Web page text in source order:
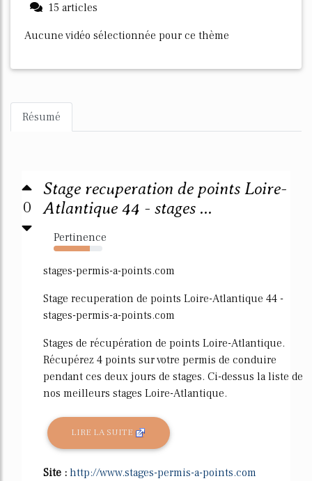
15 articles
Aucune vidéo sélectionnée pour ce thème
Résumé
0
Stage recuperation de points Loire-
Atlantique 44 - stages ...
Pertinence
74%
stages-permis-a-points.com
Stage recuperation de points Loire-Atlantique 44 -
stages-permis-a-points.com
Stages de récupération de points Loire-Atlantique.
Récupérez 4 points sur votre permis de conduire
pendant ces deux jours de stages. Ci-dessus la liste de
nos meilleurs stages Loire-Atlantique.
LIRE LA SUITE
Site : http://www.stages-permis-a-points.com